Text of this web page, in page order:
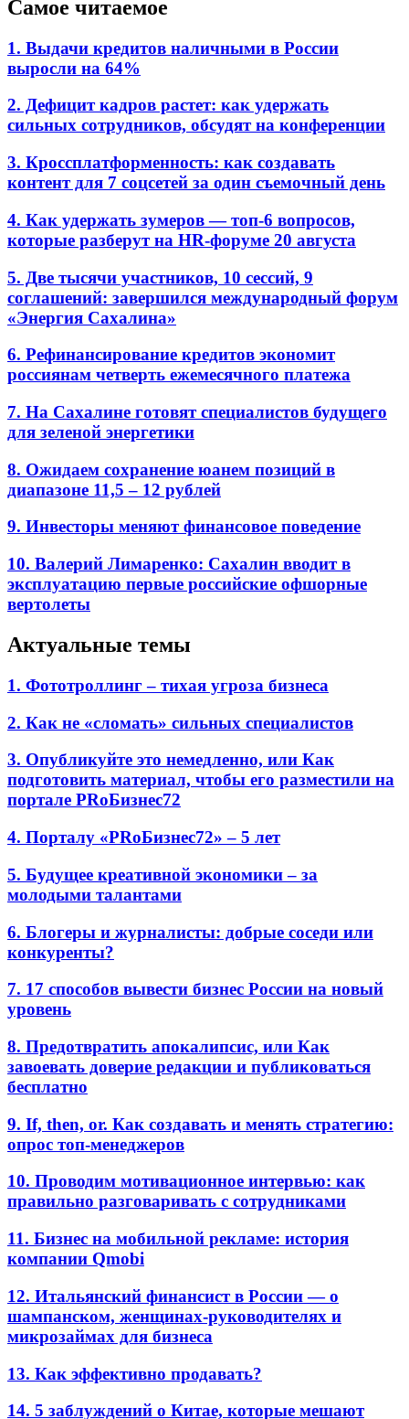
Самое читаемое
1. Выдачи кредитов наличными в России
выросли на 64%
2. Дефицит кадров растет: как удержать
сильных сотрудников, обсудят на конференции
3. Кроссплатформенность: как создавать
контент для 7 соцсетей за один съемочный день
4. Как удержать зумеров — топ-6 вопросов,
которые разберут на HR-форуме 20 августа
5. Две тысячи участников, 10 сессий, 9
соглашений: завершился международный форум
«Энергия Сахалина»
6. Рефинансирование кредитов экономит
россиянам четверть ежемесячного платежа
7. На Сахалине готовят специалистов будущего
для зеленой энергетики
8. Ожидаем сохранение юанем позиций в
диапазоне 11,5 – 12 рублей
9. Инвесторы меняют финансовое поведение
10. Валерий Лимаренко: Сахалин вводит в
эксплуатацию первые российские офшорные
вертолеты
Актуальные темы
1. Фототроллинг – тихая угроза бизнеса
2. Как не «сломать» сильных специалистов
3. Опубликуйте это немедленно, или Как
подготовить материал, чтобы его разместили на
портале PRоБизнес72
4. Порталу «PRоБизнес72» – 5 лет
5. Будущее креативной экономики – за
молодыми талантами
6. Блогеры и журналисты: добрые соседи или
конкуренты?
7. 17 способов вывести бизнес России на новый
уровень
8. Предотвратить апокалипсис, или Как
завоевать доверие редакции и публиковаться
бесплатно
9. If, then, or. Как создавать и менять стратегию:
опрос топ-менеджеров
10. Проводим мотивационное интервью: как
правильно разговаривать с сотрудниками
11. Бизнес на мобильной рекламе: история
компании Qmobi
12. Итальянский финансист в России — о
шампанском, женщинах-руководителях и
микрозаймах для бизнеса
13. Как эффективно продавать?
14. 5 заблуждений о Китае, которые мешают